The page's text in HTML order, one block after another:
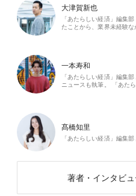
大津賀新也
「あたらしい経済」編集
たことから、業界未経験
一本寿和
「あたらしい経済」編集
ニュースも執筆。 「あた
髙橋知里
「あたらしい経済」編集
著者・インタビ